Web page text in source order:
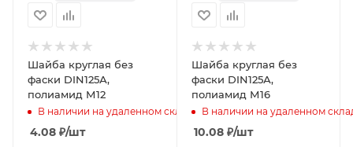
Шайба круглая без
фаски DIN125А,
полиамид М12
В наличии на удаленном складе
4.08 ₽/шт
Шайба круглая без
фаски DIN125А,
полиамид М16
В наличии на удаленном
10.08₽/шт